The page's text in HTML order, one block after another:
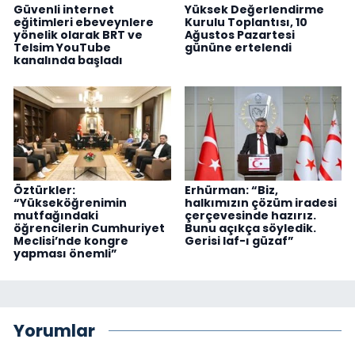
Güvenli internet
eğitimleri ebeveynlere
yönelik olarak BRT ve
Telsim YouTube
kanalında başladı
Yüksek Değerlendirme
Kurulu Toplantısı, 10
Ağustos Pazartesi
gününe ertelendi
Öztürkler:
“Yükseköğrenimin
mutfağındaki
öğrencilerin Cumhuriyet
Meclisi’nde kongre
yapması önemli”
Erhürman: “Biz,
halkımızın çözüm iradesi
çerçevesinde hazırız.
Bunu açıkça söyledik.
Gerisi laf-ı güzaf”
Yorumlar